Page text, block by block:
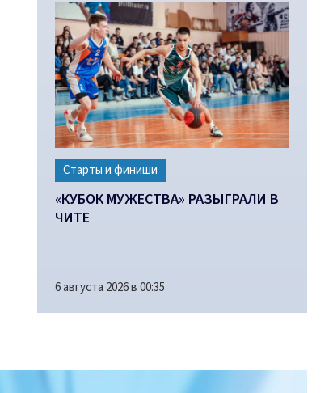
Старты и финиши
«КУБОК МУЖЕСТВА» РАЗЫГРАЛИ В
ЧИТЕ
6 августа 2026 в 00:35